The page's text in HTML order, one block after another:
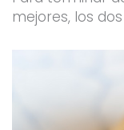
mejores, los